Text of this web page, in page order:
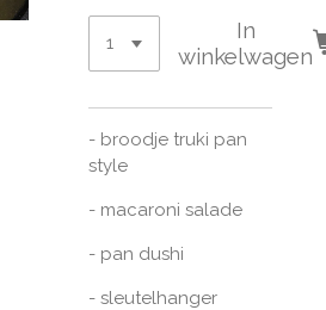
In
winkelwagen
- broodje truki pan
style
- macaroni salade
- pan dushi
- sleutelhanger